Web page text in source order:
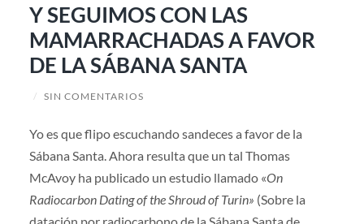
Y SEGUIMOS CON LAS
MAMARRACHADAS A FAVOR
DE LA SÁBANA SANTA
/ SIN COMENTARIOS
Yo es que flipo escuchando sandeces a favor de la
Sábana Santa. Ahora resulta que un tal Thomas
McAvoy ha publicado un estudio llamado «On
Radiocarbon Dating of the Shroud of Turin» (Sobre la